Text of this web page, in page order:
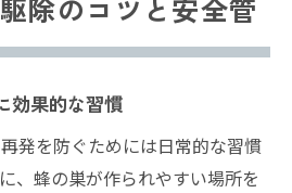
除のコツと安全管
効果的な習慣
発を防ぐためには日常的な習慣
、蜂の巣が作られやすい場所を